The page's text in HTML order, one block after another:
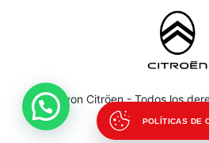
Lyon Citröen - Todos los
POLÍTICAS DE